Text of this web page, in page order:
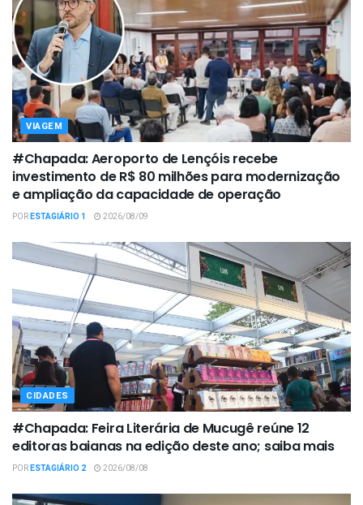
VIAGEM
#Chapada: Aeroporto de Lençóis recebe
investimento de R$ 80 milhões para modernização
e ampliação da capacidade de operação
PORESTAGIÁRIO 1 2026/08/09
CIDADES
#Chapada: Feira Literária de Mucugê reúne 12
editoras baianas na edição deste ano; saiba mais
PORESTAGIÁRIO 2 2026/08/08